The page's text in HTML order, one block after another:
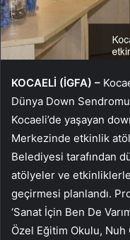
KOCAELİ (İGFA) –
Dünya Down Sendromu
Kocaeli’de yaşayan
Merkezinde etkinlik
Belediyesi tarafından
atölyeler ve
geçirmesi planlandı.
‘Sanat İçin Ben De
Özel Eğitim Okulu,